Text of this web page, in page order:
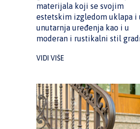
materijala koji se svojim
estetskim izgledom uklapa i
unutarnja uređenja kao i u
moderan i rustikalni stil
VIDI VIŠE